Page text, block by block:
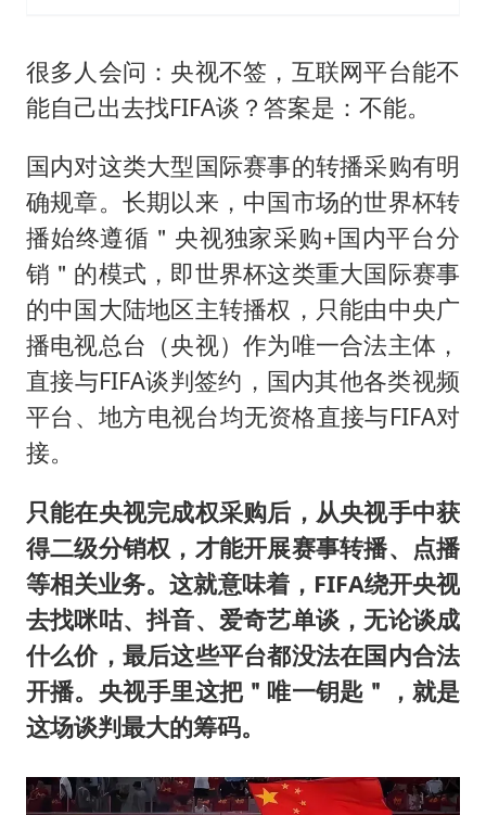
很多人会问：央视不签，互联网平台能不
能自己出去找FIFA谈？答案是：不能。
国内对这类大型国际赛事的转播采购有明
确规章。长期以来，中国市场的世界杯转
播始终遵循＂央视独家采购+国内平台分
销＂的模式，即世界杯这类重大国际赛事
的中国大陆地区主转播权，只能由中央广
播电视总台（央视）作为唯一合法主体，
直接与FIFA谈判签约，国内其他各类视频
平台、地方电视台均无资格直接与FIFA对
接。
只能在央视完成权采购后，从央视手中获
得二级分销权，才能开展赛事转播、点播
等相关业务。这就意味着，FIFA绕开央视
去找咪咕、抖音、爱奇艺单谈，无论谈成
什么价，最后这些平台都没法在国内合法
开播。央视手里这把＂唯一钥匙＂，就是
这场谈判最大的筹码。